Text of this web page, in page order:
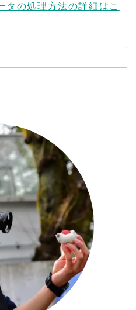
タの処理方法の詳細はこ